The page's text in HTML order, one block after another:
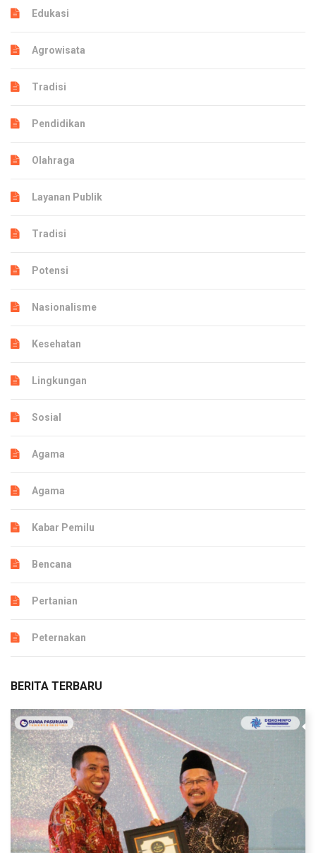
Edukasi
Agrowisata
Tradisi
Pendidikan
Olahraga
Layanan Publik
Tradisi
Potensi
Nasionalisme
Kesehatan
Lingkungan
Sosial
Agama
Agama
Kabar Pemilu
Bencana
Pertanian
Peternakan
BERITA TERBARU